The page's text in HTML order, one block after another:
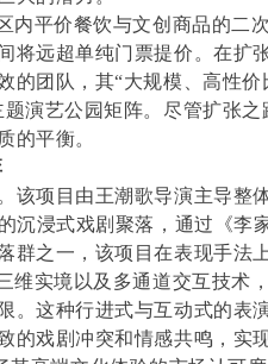
内平价餐饮与文创商品的二
将远超单纯门票提价。在扩
团队，其“大规模、高性价
演艺公园矩阵。尽管扩张之
的平衡。
该项目由王潮歌导演主导整
沉浸式戏剧聚落，通过《李
群之一，该项目在表现手法
维实境以及多通道交互技术
。这种行进式与互动式的表演
的戏剧冲突和情感共鸣，实